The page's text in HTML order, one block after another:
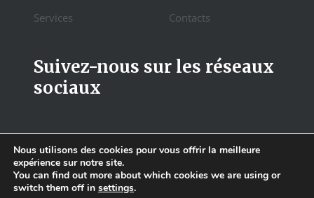
Services Contacts
Suivez-nous sur les réseaux
sociaux
Nous utilisons des cookies pour vous offrir la meilleure
expérience sur notre site.
You can find out more about which cookies we are using or
switch them off in settings.